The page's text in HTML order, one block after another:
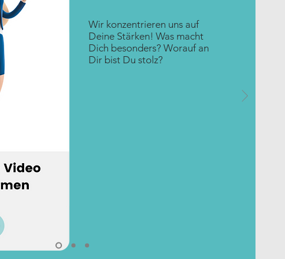
Wir konzentrieren uns auf
Deine Stärken! Was macht
Dich besonders? Worauf an
Dir bist Du stolz?